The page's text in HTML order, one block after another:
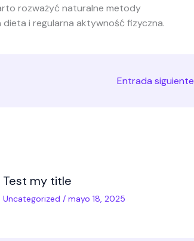
rozważyć naturalne metody
i regularna aktywność fizyczna.
Entrada siguiente
Test my title
Uncategorized / mayo 18, 2025